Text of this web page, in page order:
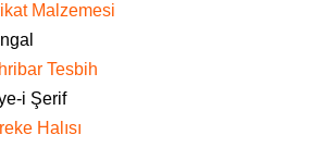
Malzemesi
Tesbih
i Şerif
Halısı